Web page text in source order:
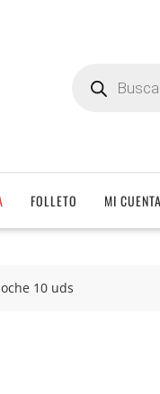
productos
FOLLETO MI CUENTA
10 uds